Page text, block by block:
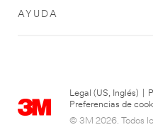
AYUDA
Legal (US, Inglés)
Preferencias de
© 3M 2026. Todos